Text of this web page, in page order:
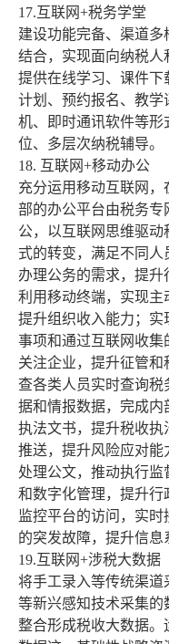
17.互联网+税务学堂
建设功能完备、渠道
结合，实现面向纳税人
提供在线学习、课件下
计划、预约报名、教
机、即时通讯软件等形
位、多层次纳税辅导。
18. 互联网+移动办公
充分运用移动互联网
部的办公平台由税务
公，以互联网思维驱动
式的转变，满足不同
办理公务的需求，提升
利用移动终端，实现主
提升组织收入能力；实
事项和通过互联网收集
关注企业，提升征管
查各类人员实时查询
据和情报数据，完成内
执法文书，提升税收
推送，提升风险应对能
处理公文，推动执行
和数字化管理，提升行
监控平台的访问，实
的突发故障，提升信息
19.互联网+涉税大数据
将手工录入等传统渠道
等新兴感知技术采集
整合形成税收大数据。